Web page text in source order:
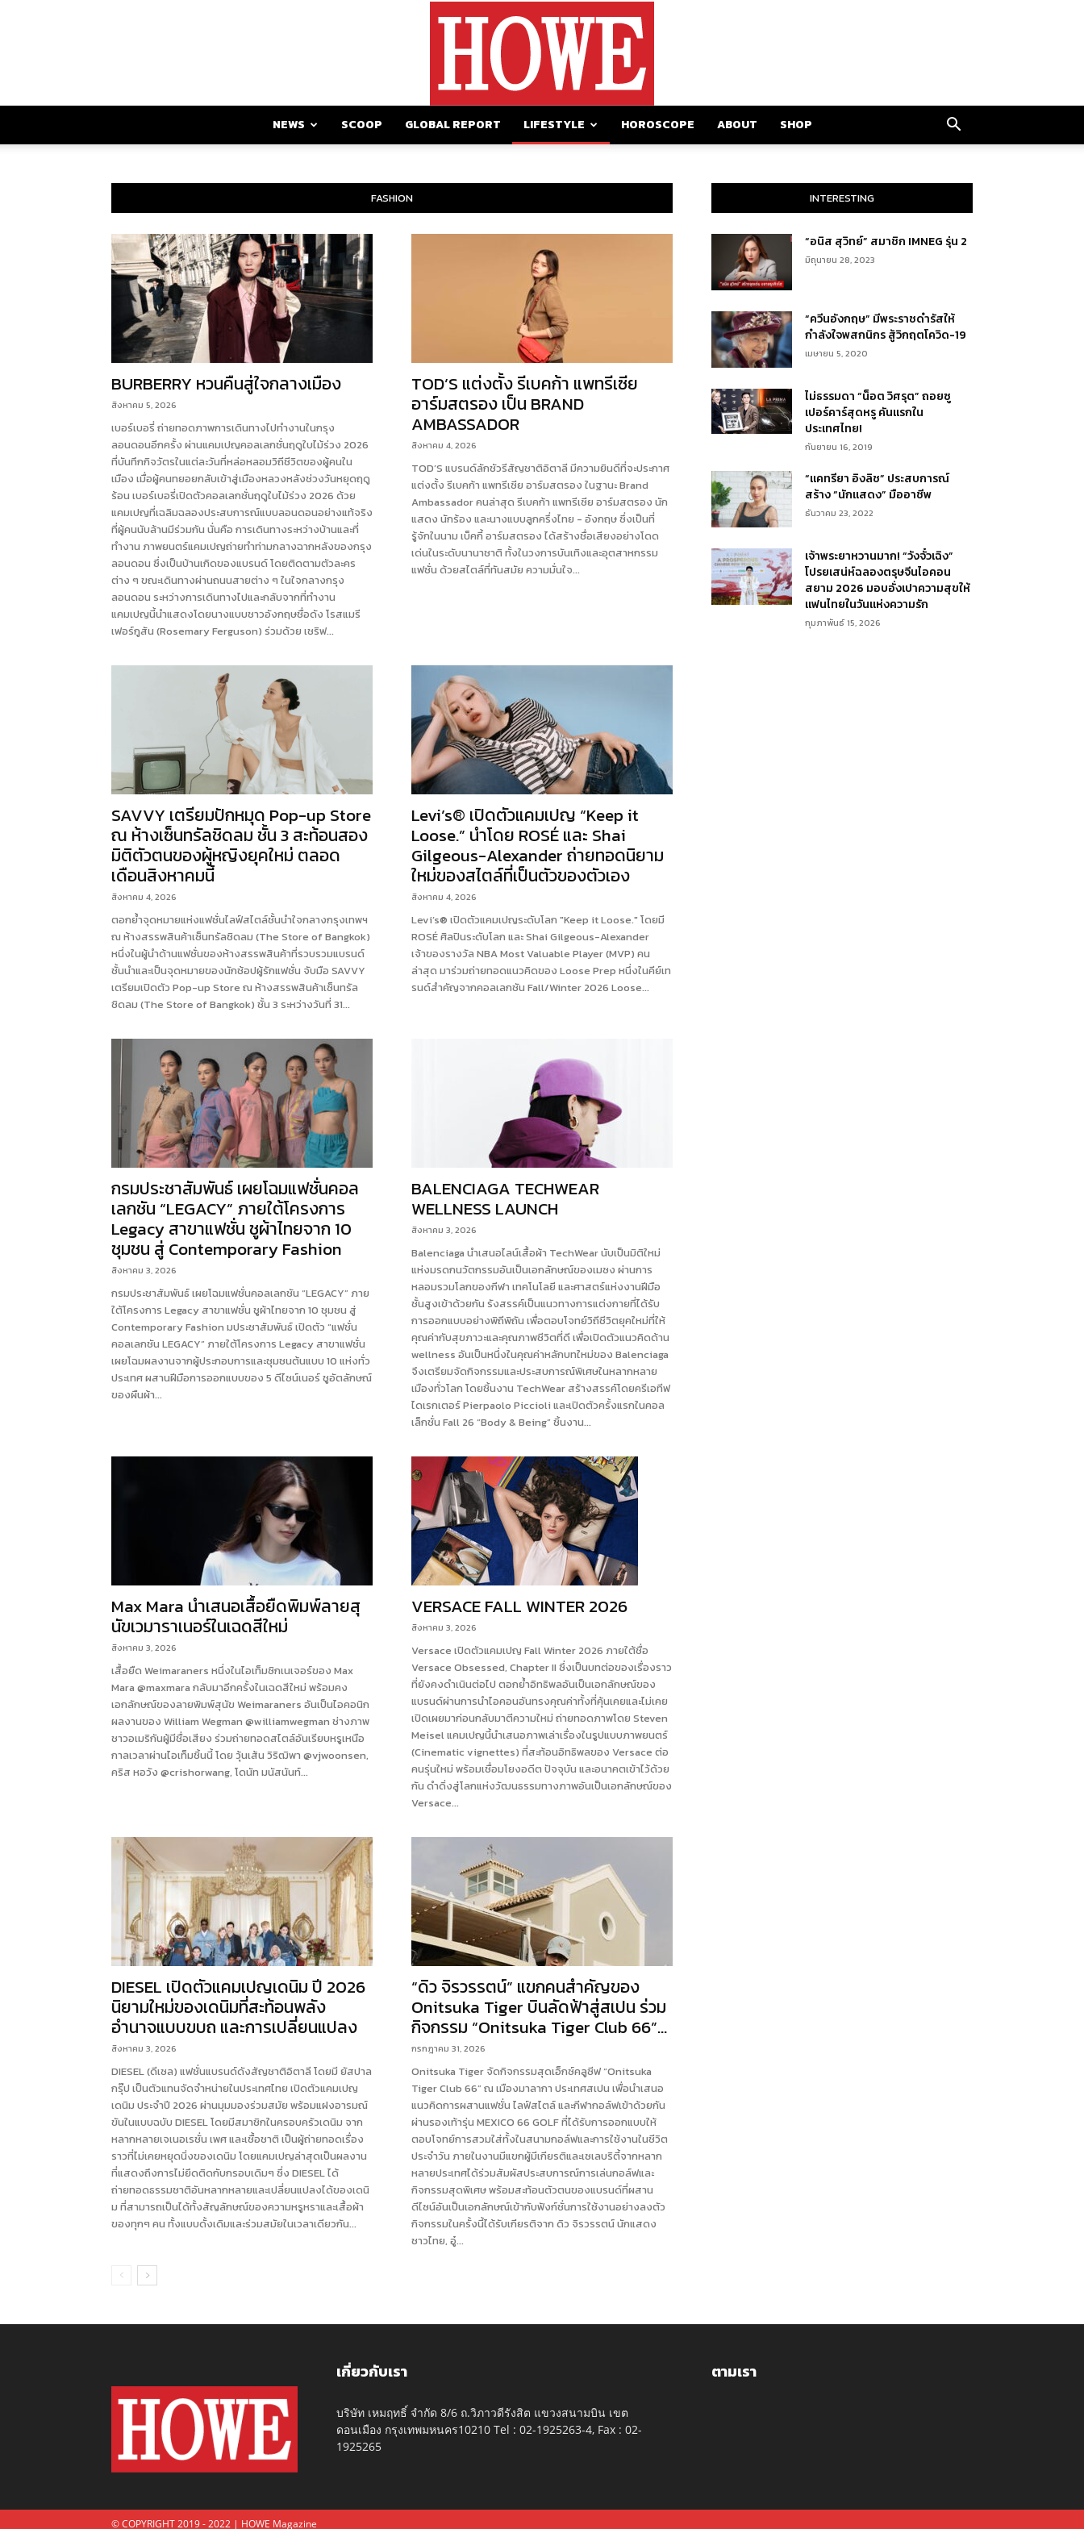
NEWS SCOOP GLOBAL REPORT LIFESTYLE HOROSCOPE ABOUT SHOP
FASHION
BURBERRY หวนคืนสู่ใจกลางเมือง
สิงหาคม 5, 2026
เบอร์เบอรี่ ถ่ายทอดภาพการเดินทางไปทำงานในกรุง
ลอนดอนอีกครั้ง ผ่านแคมเปญคอลเลกชั่นฤดูใบไม้ร่วง 2026
ที่บันทึกกิจวัตรในแต่ละวันที่หล่อหลอมวิถีชีวิตของผู้คนใน
เมือง เมื่อผู้คนทยอยกลับเข้าสู่เมืองหลวงหลังช่วงวันหยุดฤดู
ร้อน เบอร์เบอรี่เปิดตัวคอลเลกชั่นฤดูใบไม้ร่วง 2026 ด้วย
แคมเปญที่เฉลิมฉลองประสบการณ์แบบลอนดอนอย่างแท้จริง
ที่ผู้คนนับล้านมีร่วมกัน นั่นคือ การเดินทางระหว่างบ้านและที่
ทำงาน ภาพยนตร์แคมเปญถ่ายทำท่ามกลางฉากหลังของกรุง
ลอนดอน ซึ่งเป็นบ้านเกิดของแบรนด์ โดยติดตามตัวละคร
ต่าง ๆ ขณะเดินทางผ่านถนนสายต่าง ๆ ในใจกลางกรุง
ลอนดอน ระหว่างการเดินทางไปและกลับจากที่ทำงาน
แคมเปญนี้นำแสดงโดยนางแบบชาวอังกฤษชื่อดัง โรสแมรี
เฟอร์กูสัน (Rosemary Ferguson) ร่วมด้วย เชริฟ...
TOD’S แต่งตั้ง รีเบคก้า แพทรีเซีย
อาร์มสตรอง เป็น BRAND
AMBASSADOR
สิงหาคม 4, 2026
TOD’S แบรนด์ลักชัวรีสัญชาติอิตาลี มีความยินดีที่จะประกาศ
แต่งตั้ง รีเบคก้า แพทรีเซีย อาร์มสตรอง ในฐานะ Brand
Ambassador คนล่าสุด รีเบคก้า แพทรีเซีย อาร์มสตรอง นัก
แสดง นักร้อง และนางแบบลูกครึ่งไทย - อังกฤษ ซึ่งเป็นที่
รู้จักในนาม เบ็คกี้ อาร์มสตรอง ได้สร้างชื่อเสียงอย่างโดด
เด่นในระดับนานาชาติ ทั้งในวงการบันเทิงและอุตสาหกรรม
แฟชั่น ด้วยสไตล์ที่ทันสมัย ความมั่นใจ...
SAVVY เตรียมปักหมุด Pop-up Store
ณ ห้างเซ็นทรัลชิดลม ชั้น 3 สะท้อนสอง
มิติตัวตนของผู้หญิงยุคใหม่ ตลอด
เดือนสิงหาคมนี้
สิงหาคม 4, 2026
ตอกย้ำจุดหมายแห่งแฟชั่นไลฟ์สไตล์ชั้นนำใจกลางกรุงเทพฯ
ณ ห้างสรรพสินค้าเซ็นทรัลชิดลม (The Store of Bangkok)
หนึ่งในผู้นำด้านแฟชั่นของห้างสรรพสินค้าที่รวบรวมแบรนด์
ชั้นนำและเป็นจุดหมายของนักช้อปผู้รักแฟชั่น จับมือ SAVVY
เตรียมเปิดตัว Pop-up Store ณ ห้างสรรพสินค้าเซ็นทรัล
ชิดลม (The Store of Bangkok) ชั้น 3 ระหว่างวันที่ 31...
Levi’s® เปิดตัวแคมเปญ “Keep it
Loose.” นำโดย ROSÉ และ Shai
Gilgeous-Alexander ถ่ายทอดนิยาม
ใหม่ของสไตล์ที่เป็นตัวของตัวเอง
สิงหาคม 4, 2026
Levi’s® เปิดตัวแคมเปญระดับโลก "Keep it Loose." โดยมี
ROSÉ ศิลปินระดับโลก และ Shai Gilgeous-Alexander
เจ้าของรางวัล NBA Most Valuable Player (MVP) คน
ล่าสุด มาร่วมถ่ายทอดแนวคิดของ Loose Prep หนึ่งในคีย์เท
รนด์สำคัญจากคอลเลกชัน Fall/Winter 2026 Loose...
กรมประชาสัมพันธ์ เผยโฉมแฟชั่นคอล
เลกชัน “LEGACY” ภายใต้โครงการ
Legacy สาขาแฟชั่น ชูผ้าไทยจาก 10
ชุมชน สู่ Contemporary Fashion
สิงหาคม 3, 2026
กรมประชาสัมพันธ์ เผยโฉมแฟชั่นคอลเลกชัน “LEGACY” ภาย
ใต้โครงการ Legacy สาขาแฟชั่น ชูผ้าไทยจาก 10 ชุมชน สู่
Contemporary Fashion มประชาสัมพันธ์ เปิดตัว “แฟชั่น
คอลเลกชัน LEGACY” ภายใต้โครงการ Legacy สาขาแฟชั่น
เผยโฉมผลงานจากผู้ประกอบการและชุมชนต้นแบบ 10 แห่งทั่ว
ประเทศ ผสานฝีมือการออกแบบของ 5 ดีไซน์เนอร์ ชูอัตลักษณ์
ของผืนผ้า...
BALENCIAGA TECHWEAR
WELLNESS LAUNCH
สิงหาคม 3, 2026
Balenciaga นำเสนอไลน์เสื้อผ้า TechWear นับเป็นมิติใหม่
แห่งมรดกนวัตกรรมอันเป็นเอกลักษณ์ของเมซง ผ่านการ
หลอมรวมโลกของกีฬา เทคโนโลยี และศาสตร์แห่งงานฝีมือ
ชั้นสูงเข้าด้วยกัน รังสรรค์เป็นแนวทางการแต่งกายที่ได้รับ
การออกแบบอย่างพิถีพิถัน เพื่อตอบโจทย์วิถีชีวิตยุคใหม่ที่ให้
คุณค่ากับสุขภาวะและคุณภาพชีวิตที่ดี เพื่อเปิดตัวแนวคิดด้าน
wellness อันเป็นหนึ่งในคุณค่าหลักบทใหม่ของ Balenciaga
จึงเตรียมจัดกิจกรรมและประสบการณ์พิเศษในหลากหลาย
เมืองทั่วโลก โดยชิ้นงาน TechWear สร้างสรรค์โดยครีเอทีฟ
ไดเรกเตอร์ Pierpaolo Piccioli และเปิดตัวครั้งแรกในคอล
เล็กชั่น Fall 26 “Body & Being” ชิ้นงาน...
Max Mara นำเสนอเสื้อยืดพิมพ์ลายสุ
นัขเวมาราเนอร์ในเฉดสีใหม่
สิงหาคม 3, 2026
เสื้อยืด Weimaraners หนึ่งในไอเท็มซิกเนเจอร์ของ Max
Mara @maxmara กลับมาอีกครั้งในเฉดสีใหม่ พร้อมคง
เอกลักษณ์ของลายพิมพ์สุนัข Weimaraners อันเป็นไอคอนิก
ผลงานของ William Wegman @williamwegman ช่างภาพ
ชาวอเมริกันผู้มีชื่อเสียง ร่วมถ่ายทอดสไตล์อันเรียบหรูเหนือ
กาลเวลาผ่านไอเท็มชิ้นนี้ โดย วุ้นเส้น วิริฒิพา @vjwoonsen,
คริส หอวัง @crishorwang, โดนัท มนัสนันท์...
VERSACE FALL WINTER 2026
สิงหาคม 3, 2026
Versace เปิดตัวแคมเปญ Fall Winter 2026 ภายใต้ชื่อ
Versace Obsessed, Chapter II ซึ่งเป็นบทต่อของเรื่องราว
ที่ยังคงดำเนินต่อไป ตอกย้ำอิทธิพลอันเป็นเอกลักษณ์ของ
แบรนด์ผ่านการนำไอคอนอันทรงคุณค่าทั้งที่คุ้นเคยและไม่เคย
เปิดเผยมาก่อนกลับมาตีความใหม่ ถ่ายทอดภาพโดย Steven
Meisel แคมเปญนี้นำเสนอภาพเล่าเรื่องในรูปแบบภาพยนตร์
(Cinematic vignettes) ที่สะท้อนอิทธิพลของ Versace ต่อ
คนรุ่นใหม่ พร้อมเชื่อมโยงอดีต ปัจจุบัน และอนาคตเข้าไว้ด้วย
กัน ดำดิ่งสู่โลกแห่งวัฒนธรรมทางภาพอันเป็นเอกลักษณ์ของ
Versace...
DIESEL เปิดตัวแคมเปญเดนิม ปี 2026
นิยามใหม่ของเดนิมที่สะท้อนพลัง
อำนาจแบบขบถ และการเปลี่ยนแปลง
สิงหาคม 3, 2026
DIESEL (ดีเซล) แฟชั่นแบรนด์ดังสัญชาติอิตาลี โดยมี ยัสปาล
กรุ๊ป เป็นตัวแทนจัดจำหน่ายในประเทศไทย เปิดตัวแคมเปญ
เดนิม ประจำปี 2026 ผ่านมุมมองร่วมสมัย พร้อมแฝงอารมณ์
ขันในแบบฉบับ DIESEL โดยมีสมาชิกในครอบครัวเดนิม จาก
หลากหลายเจเนอเรชั่น เพศ และเชื้อชาติ เป็นผู้ถ่ายทอดเรื่อง
ราวที่ไม่เคยหยุดนิ่งของเดนิม โดยแคมเปญล่าสุดเป็นผลงาน
ที่แสดงถึงการไม่ยึดติดกับกรอบเดิมๆ ซึ่ง DIESEL ได้
ถ่ายทอดธรรมชาติอันหลากหลายและเปลี่ยนแปลงได้ของเดนิ
ม ที่สามารถเป็นได้ทั้งสัญลักษณ์ของความหรูหราและเสื้อผ้า
ของทุกๆ คน ทั้งแบบดั้งเดิมและร่วมสมัยในเวลาเดียวกัน...
“ดิว จิรวรรตน์” แขกคนสำคัญของ
Onitsuka Tiger บินลัดฟ้าสู่สเปน ร่วม
กิจกรรม “Onitsuka Tiger Club 66”...
กรกฎาคม 31, 2026
Onitsuka Tiger จัดกิจกรรมสุดเอ็กซ์คลูซีฟ “Onitsuka
Tiger Club 66” ณ เมืองมาลากา ประเทศสเปน เพื่อนำเสนอ
แนวคิดการผสานแฟชั่น ไลฟ์สไตล์ และกีฬากอล์ฟเข้าด้วยกัน
ผ่านรองเท้ารุ่น MEXICO 66 GOLF ที่ได้รับการออกแบบให้
ตอบโจทย์การสวมใส่ทั้งในสนามกอล์ฟและการใช้งานในชีวิต
ประจำวัน ภายในงานมีแขกผู้มีเกียรติและเซเลบริตี้จากหลาก
หลายประเทศได้ร่วมสัมผัสประสบการณ์การเล่นกอล์ฟและ
กิจกรรมสุดพิเศษ พร้อมสะท้อนตัวตนของแบรนด์ที่ผสาน
ดีไซน์อันเป็นเอกลักษณ์เข้ากับฟังก์ชั่นการใช้งานอย่างลงตัว
กิจกรรมในครั้งนี้ได้รับเกียรติจาก ดิว จิรวรรตน์ นักแสดง
ชาวไทย, อู๋...
INTERESTING
“อนิส สุวิทย์” สมาชิก IMNEG รุ่น 2
มิถุนายน 28, 2023
“ควีนอังกฤษ” มีพระราชดำรัสให้
กำลังใจพสกนิกร สู้วิกฤตโควิด-19
เมษายน 5, 2020
ไม่ธรรมดา “น็อต วิศรุต” ถอยซู
เปอร์คาร์สุดหรู คันแรกใน
ประเทศไทย!
กันยายน 16, 2019
“แคทรียา อิงลิช” ประสบการณ์
สร้าง “นักแสดง” มืออาชีพ
ธันวาคม 23, 2022
เจ้าพระยาหวานมาก! “วังจั๋วเฉิง”
โปรยเสน่ห์ฉลองตรุษจีนไอคอน
สยาม 2026 มอบอั่งเปาความสุขให้
แฟนไทยในวันแห่งความรัก
กุมภาพันธ์ 15, 2026
เกี่ยวกับเรา
บริษัท เหมฤทธิ์ จำกัด 8/6 ถ.วิภาวดีรังสิต แขวงสนามบิน เขต
ดอนเมือง กรุงเทพมหนคร10210 Tel : 02-1925263-4, Fax : 02-
1925265
ตามเรา
© COPYRIGHT 2019 - 2022 | HOWE Magazine